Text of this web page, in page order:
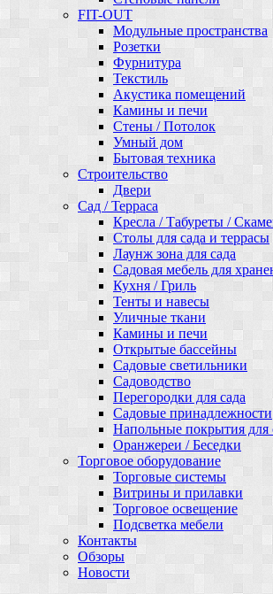
FIT-OUT
Модульные пространства
Розетки
Фурнитура
Текстиль
Акустика помещений
Камины и печи
Стены / Потолок
Умный дом
Бытовая техника
Строительство
Двери
Сад / Терраса
Кресла / Табуреты /
Столы для сада и террасы
Лаунж зона для сада
Садовая мебель для
Кухня / Гриль
Тенты и навесы
Уличные ткани
Камины и печи
Открытые бассейны
Садовые светильники
Садоводство
Перегородки для сада
Садовые принадлежности
Напольные покрытия для
Оранжереи / Беседки
Торговое оборудование
Торговые системы
Витрины и прилавки
Торговое освещение
Подсветка мебели
Контакты
Обзоры
Новости